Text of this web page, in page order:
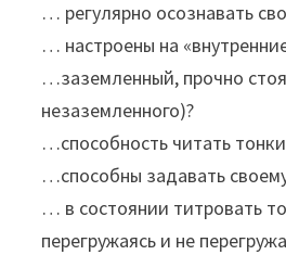
… регулярно осознавать
… настроены на
…заземленный, прочно
незаземленного)?
…способность читать
…способны задавать
… в состоянии титровать
перегружаясь и не